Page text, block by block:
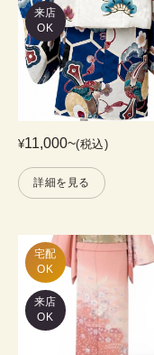
来店
OK
¥11,000~(税込)
詳細を見る
宅配
OK
来店
OK